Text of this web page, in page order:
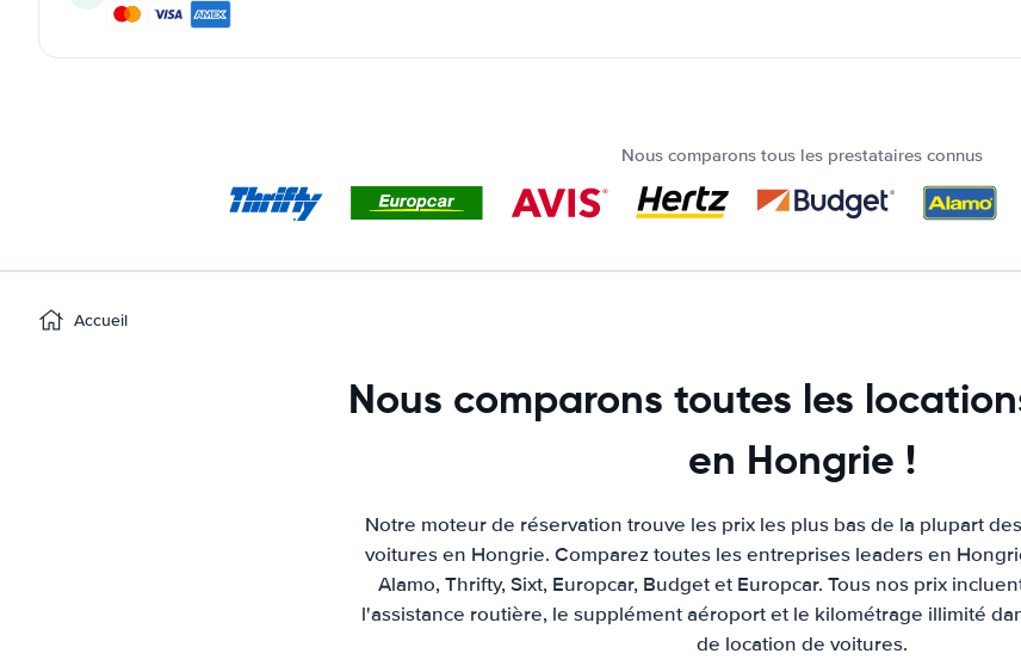
Nous comparons tous les prestataires connus
Accueil
Nous comparons toutes les
en Hongrie !
Notre moteur de réservation trouve les prix les plus bas de la plupart
voitures en Hongrie. Comparez toutes les entreprises leaders en
Alamo, Thrifty, Sixt, Europcar, Budget et Europcar. Tous nos prix
l'assistance routière, le supplément aéroport et le kilométrage illimité
de location de voitures.